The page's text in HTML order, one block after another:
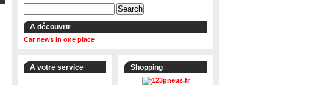
A découvrir
Car news in one place
A votre service Shopping